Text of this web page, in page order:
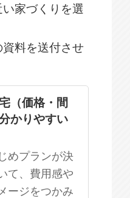
家づくりを選
料を送付させ
住宅
いない
（価格・間
かりやすい
めプランが決
て、費用感や
ージをつかみ